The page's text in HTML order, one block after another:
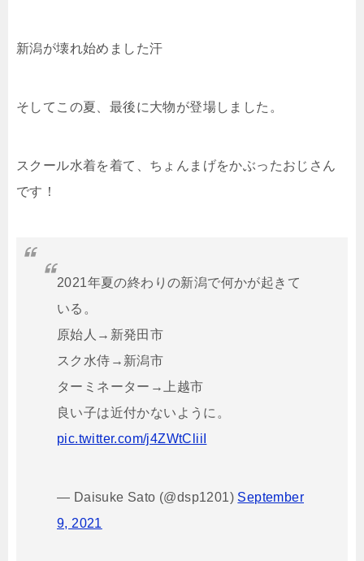
新潟が壊れ始めました汗
そしてこの夏、最後に大物が登場しました。
スクール水着を着て、ちょんまげをかぶったおじさん
です！
2021年夏の終わりの新潟で何かが起きて
いる。
原始人→新発田市
スク水侍→新潟市
ターミネーター→上越市
良い子は近付かないように。
pic.twitter.com/j4ZWtCliiI
— Daisuke Sato (@dsp1201) September
9, 2021